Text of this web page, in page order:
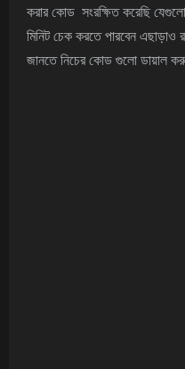
করার কোড সংরক্ষিত করেছি
মিনিট চেক করতে পারবেন এছাড়াও
জানতে নিচের কোড গুলো ডায়াল